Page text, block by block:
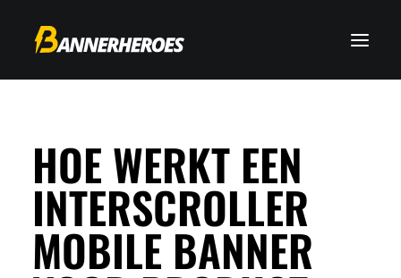
HOE WERKT EEN
INTERSCROLLER
MOBILE BANNER